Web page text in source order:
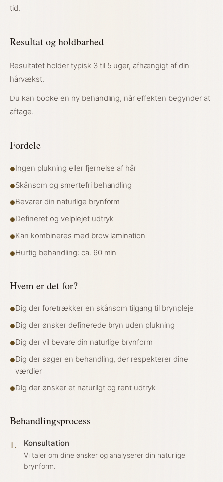
tid.
Resultat og holdbarhed
Resultatet holder typisk 3 til 5 uger, afhængigt af din
hårvækst.
Du kan booke en ny behandling, når effekten begynder at
aftage.
Fordele
●Ingen plukning eller fjernelse af hår
●Skånsom og smertefri behandling
●Bevarer din naturlige brynform
●Defineret og velplejet udtryk
●Kan kombineres med brow lamination
●Hurtig behandling: ca. 60 min
Hvem er det for?
●Dig der foretrækker en skånsom tilgang til brynpleje
●Dig der ønsker definerede bryn uden plukning
●Dig der vil bevare din naturlige brynform
●Dig der søger en behandling, der respekterer dine
værdier
●Dig der ønsker et naturligt og rent udtryk
Behandlingsprocess
1. Konsultation
Vi taler om dine ønsker og analyserer din naturlige
brynform.